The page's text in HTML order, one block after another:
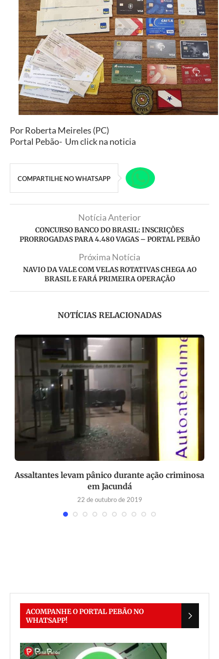
Por Roberta Meireles (PC)
Portal Pebão- Um click na noticia
COMPARTILHE NO WHATSAPP
Notícia Anterior
CONCURSO BANCO DO BRASIL: INSCRIÇÕES
PRORROGADAS PARA 4.480 VAGAS – PORTAL PEBÃO
Próxima Notícia
NAVIO DA VALE COM VELAS ROTATIVAS CHEGA AO
BRASIL E FARÁ PRIMEIRA OPERAÇÃO
NOTÍCIAS RELACIONADAS
Assaltantes levam pânico durante ação criminosa
em Jacundá
22 de outubro de 2019
ACOMPANHE O PORTAL PEBÃO NO
WHATSAPP!